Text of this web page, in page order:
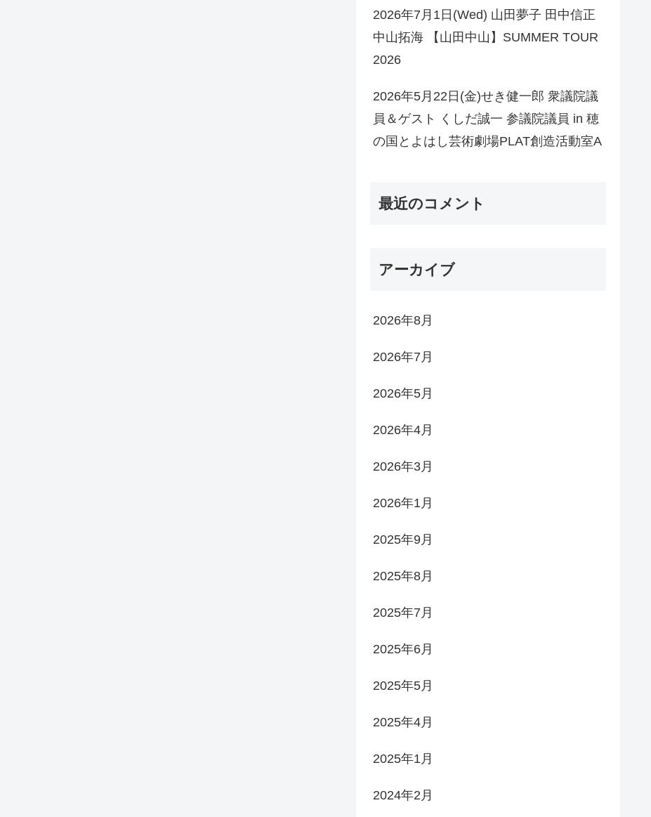
2026年7月1日(Wed) 山田夢子 田中信正
中山拓海 【山田中山】SUMMER TOUR
2026
2026年5月22日(金)せき健一郎 衆議院議
員＆ゲスト くしだ誠一 参議院議員 in 穂
の国とよはし芸術劇場PLAT創造活動室A
最近のコメント
アーカイブ
2026年8月
2026年7月
2026年5月
2026年4月
2026年3月
2026年1月
2025年9月
2025年8月
2025年7月
2025年6月
2025年5月
2025年4月
2025年1月
2024年2月